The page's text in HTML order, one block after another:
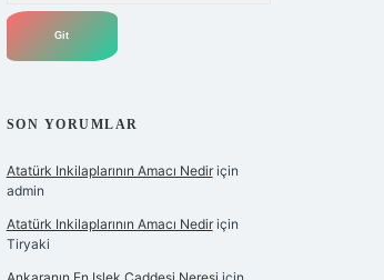
SON YORUMLAR
Atatürk Inkilaplarının Amacı Nediriçin
admin
Atatürk Inkilaplarının Amacı Nediriçin
Tiryaki